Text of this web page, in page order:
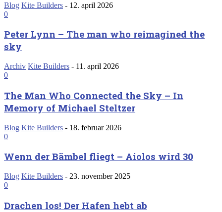
Blog Kite Builders - 12. april 2026
0
Peter Lynn – The man who reimagined the
sky
Archiv Kite Builders - 11. april 2026
0
The Man Who Connected the Sky – In
Memory of Michael Steltzer
Blog Kite Builders - 18. februar 2026
0
Wenn der Bämbel fliegt – Aiolos wird 30
Blog Kite Builders - 23. november 2025
0
Drachen los! Der Hafen hebt ab